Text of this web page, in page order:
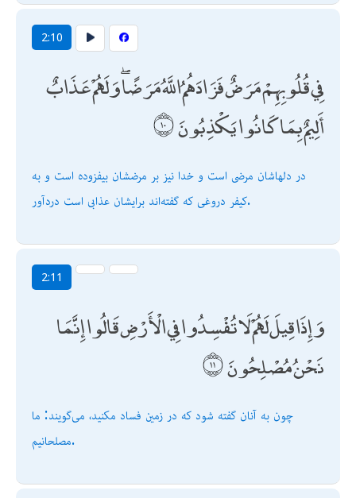
2:10
فِي قُلُوبِهِمْ مَرَضٌ فَزَادَهُمُ اللَّهُ مَرَضًا ۖ وَلَهُمْ عَذَابٌ
أَلِيمٌ بِمَا كَانُوا يَكْذِبُونَ
در دلهاشان مرضى است و خدا نيز بر مرضشان بيفزوده است و به
كيفر دروغى كه گفته‌اند برايشان عذابى است دردآور.
2:11
وَإِذَا قِيلَ لَهُمْ لَا تُفْسِدُوا فِي الْأَرْضِ قَالُوا إِنَّمَا
نَحْنُ مُصْلِحُونَ
چون به آنان گفته شود كه در زمين فساد مكنيد، مى‌گويند: ما
مصلحانيم.